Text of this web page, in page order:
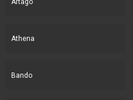
Artago
Athena
Bando